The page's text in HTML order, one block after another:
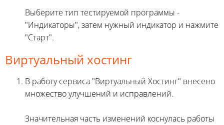
Выберите тип тестируемой программы -
"Индикаторы", затем нужный индикатор и нажмите
"Старт".
Виртуальный хостинг
В работу сервиса "Виртуальный Хостинг" внесено
множество улучшений и исправлений.
Значительная часть изменений коснулась работы